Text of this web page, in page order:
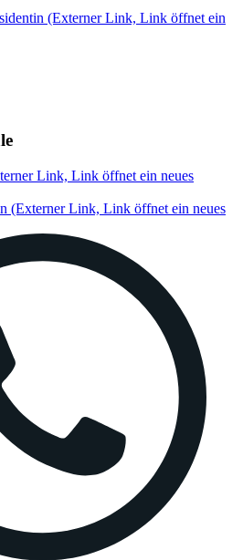
(Externer Link, Link öffnet ein
Link, Link öffnet ein neues
(Externer Link, Link öffnet ein neues